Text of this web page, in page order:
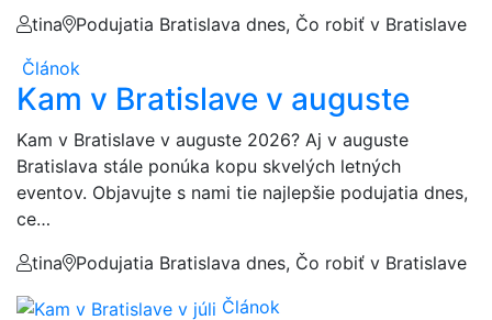
tina
Podujatia Bratislava dnes, Čo robiť v Bratislave
Článok
Kam v Bratislave v auguste
Kam v Bratislave v auguste 2026? Aj v auguste
Bratislava stále ponúka kopu skvelých letných
eventov. Objavujte s nami tie najlepšie podujatia dnes,
ce…
tina
Podujatia Bratislava dnes, Čo robiť v Bratislave
Článok